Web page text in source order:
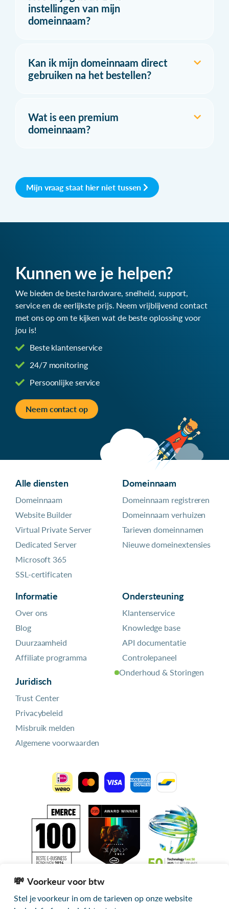
instellingen van mijn
domeinnaam?
Kan ik mijn domeinnaam direct
gebruiken na het bestellen?
Wat is een premium
domeinnaam?
Mijn vraag staat hier niet tussen
Kunnen we je helpen?
We bieden de beste hardware, snelheid, support,
service en de eerlijkste prijs. Neem vrijblijvend contact
met ons op om te kijken wat de beste oplossing voor
jou is!
Beste klantenservice
24/7 monitoring
Persoonlijke service
Neem contact op
Alle diensten
Domeinnaam
Website Builder
Virtual Private Server
Dedicated Server
Microsoft 365
SSL-certificaten
Domeinnaam
Domeinnaam registreren
Domeinnaam verhuizen
Tarieven domeinnamen
Nieuwe domeinextensies
Informatie
Over ons
Blog
Duurzaamheid
Affiliate programma
Juridisch
Trust Center
Privacybeleid
Misbruik melden
Algemene voorwaarden
Ondersteuning
Klantenservice
Knowledge base
API documentatie
Controlepaneel
Onderhoud & Storingen
Alle getoonde prijzen zijn exclusief btw
Voorkeur voor btw
Stel je voorkeur in om de tarieven op onze website